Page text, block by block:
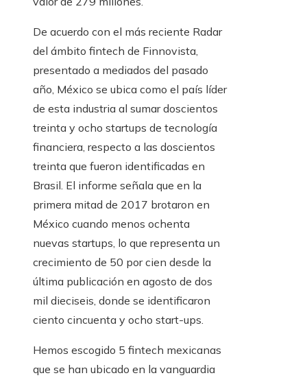
De acuerdo con el más reciente Radar
del ámbito fintech de Finnovista,
presentado a mediados del pasado
año, México se ubica como el país líder
de esta industria al sumar doscientos
treinta y ocho startups de tecnología
financiera, respecto a las doscientos
treinta que fueron identificadas en
Brasil. El informe señala que en la
primera mitad de 2017 brotaron en
México cuando menos ochenta
nuevas startups, lo que representa un
crecimiento de 50 por cien desde la
última publicación en agosto de dos
mil dieciseis, donde se identificaron
ciento cincuenta y ocho start-ups.
Hemos escogido 5 fintech mexicanas
que se han ubicado en la vanguardia